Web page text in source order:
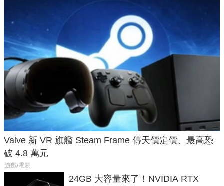
Valve 新 VR 旗艦 Steam Frame 傳天價定價、最高恐
破 4.8 萬元
遊戲/電競
24GB 大容量來了！NVIDIA RTX